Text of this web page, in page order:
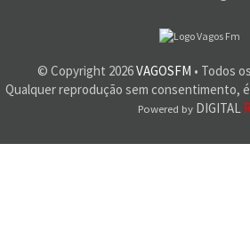
© Copyright 2026VAGOSFM • Todos
Qualquer reprodução sem consentimento,
Powered byDIGITAL